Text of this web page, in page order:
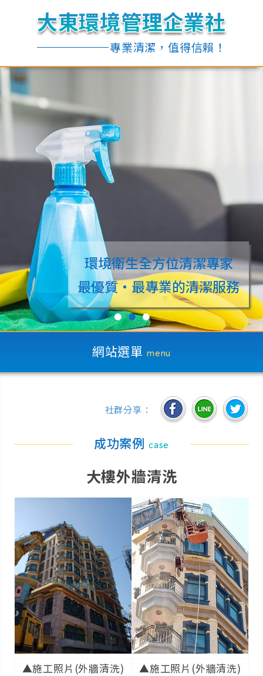
大東環境管理企業社
大東環境管理企業社
專業清潔，值得信賴！
環境衛生全方位清潔專家
最優質‧最專業的清潔服務
● ● ●
網站選單 menu
社群分享：
成功案例 case
大樓外牆清洗
▲施工照片(外牆清洗) ▲施工照片(外牆清洗)
大東環境管理企業社
大東環境管理企業社
專業清潔，值得信賴！